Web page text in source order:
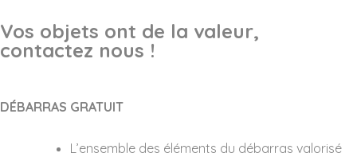
Vos objets ont de la valeur,
contactez nous !
DÉBARRAS GRATUIT
L’ensemble des éléments du débarras valorisé